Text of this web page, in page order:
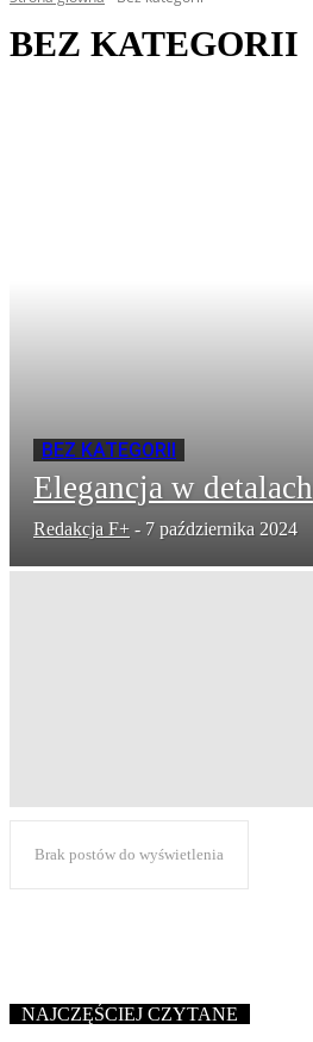
BEZ KATEGORII
BEZ KATEGORII
Elegancja w detalach
Redakcja F+ - 7 października 2024
Brak postów do wyświetlenia
NAJCZĘŚCIEJ CZYTANE